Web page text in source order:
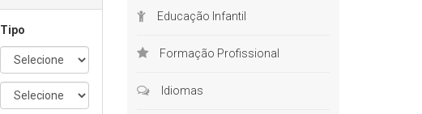
Tipo
Educação Infantil
Formação Profissional
Idiomas